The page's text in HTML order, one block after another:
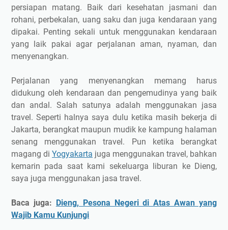
persiapan matang. Baik dari kesehatan jasmani dan
rohani, perbekalan, uang saku dan juga kendaraan yang
dipakai. Penting sekali untuk menggunakan kendaraan
yang laik pakai agar perjalanan aman, nyaman, dan
menyenangkan.
Perjalanan yang menyenangkan memang harus
didukung oleh kendaraan dan pengemudinya yang baik
dan andal. Salah satunya adalah menggunakan jasa
travel. Seperti halnya saya dulu ketika masih bekerja di
Jakarta, berangkat maupun mudik ke kampung halaman
senang menggunakan travel. Pun ketika berangkat
magang di Yogyakarta juga menggunakan travel, bahkan
kemarin pada saat kami sekeluarga liburan ke Dieng,
saya juga menggunakan jasa travel.
Baca juga: Dieng, Pesona Negeri di Atas Awan yang
Wajib Kamu Kunjungi